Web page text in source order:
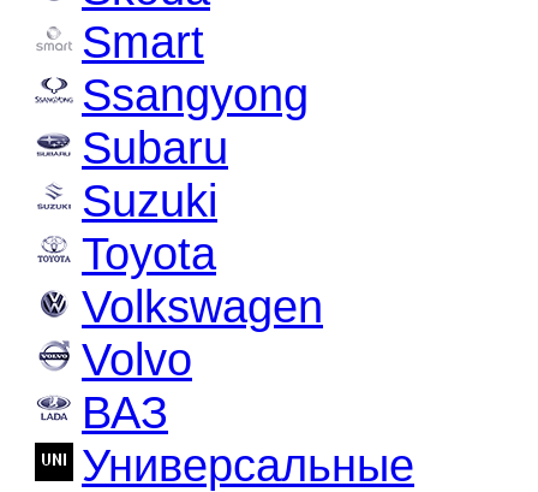
Smart
Ssangyong
Subaru
Suzuki
Toyota
Volkswagen
Volvo
ВАЗ
Универсальные